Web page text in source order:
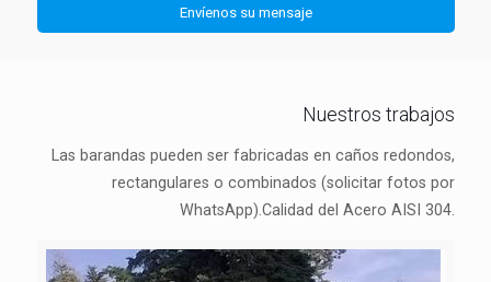
Nuestros trabajos
Las barandas pueden ser fabricadas en caños redondos,
rectangulares o combinados (solicitar fotos por
WhatsApp).Calidad del Acero AISI 304.